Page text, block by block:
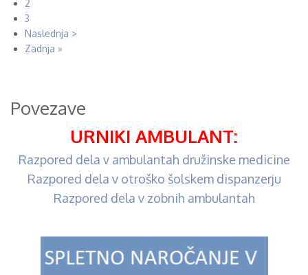
page
Stran
2
Stran
3
Naslednja
stran
Naslednja >
Last
Zadnja »
Povezave
URNIKI AMBULANT:
Razpored dela v ambulantah družinske medicine
Razpored dela v otroško šolskem dispanzerju
Razpored dela v zobnih ambulantah